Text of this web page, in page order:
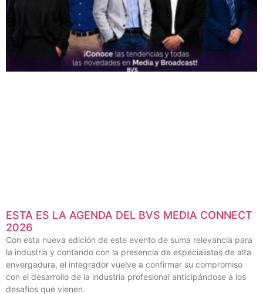
ESTA ES LA AGENDA DEL BVS MEDIA CONNECT
2026
Con esta nueva edición de este evento de suma relevancia para
la industria y contando con la presencia de especialistas de alta
envergadura, el integrador vuelve a confirmar su compromiso
con el desarrollo de la industria profesional anticipándose a los
desafíos que vienen.